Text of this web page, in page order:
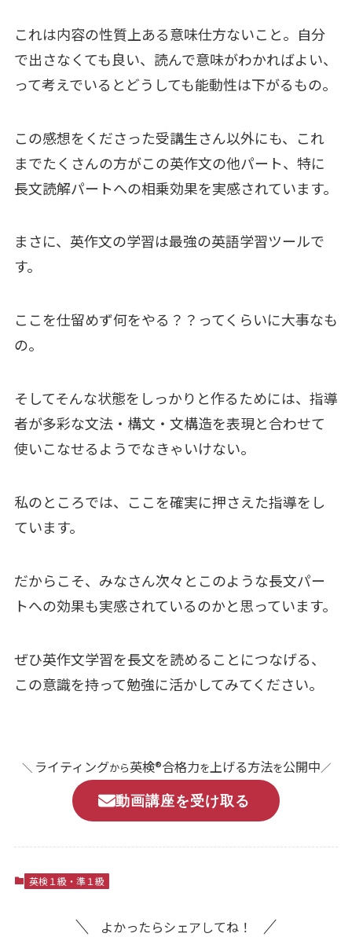
これは内容の性質上ある意味仕方ないこと。自分
で出さなくても良い、読んで意味がわかればよい、
って考えでいるとどうしても能動性は下がるもの。
この感想をくださった受講生さん以外にも、これ
までたくさんの方がこの英作文の他パート、特に
長文読解パートへの相乗効果を実感されています。
まさに、英作文の学習は最強の英語学習ツールで
す。
ここを仕留めず何をやる？？ってくらいに大事なも
の。
そしてそんな状態をしっかりと作るためには、指導
者が多彩な文法・構文・文構造を表現と合わせて
使いこなせるようでなきゃいけない。
私のところでは、ここを確実に押さえた指導をし
ています。
だからこそ、みなさん次々とこのような長文パー
トへの効果も実感されているのかと思っています。
ぜひ英作文学習を長文を読めることにつなげる、
この意識を持って勉強に活かしてみてください。
＼ ライティングから英検®合格力を上げる方法を公開中／
動画講座を受け取る
英検１級・準１級
よかったらシェアしてね！